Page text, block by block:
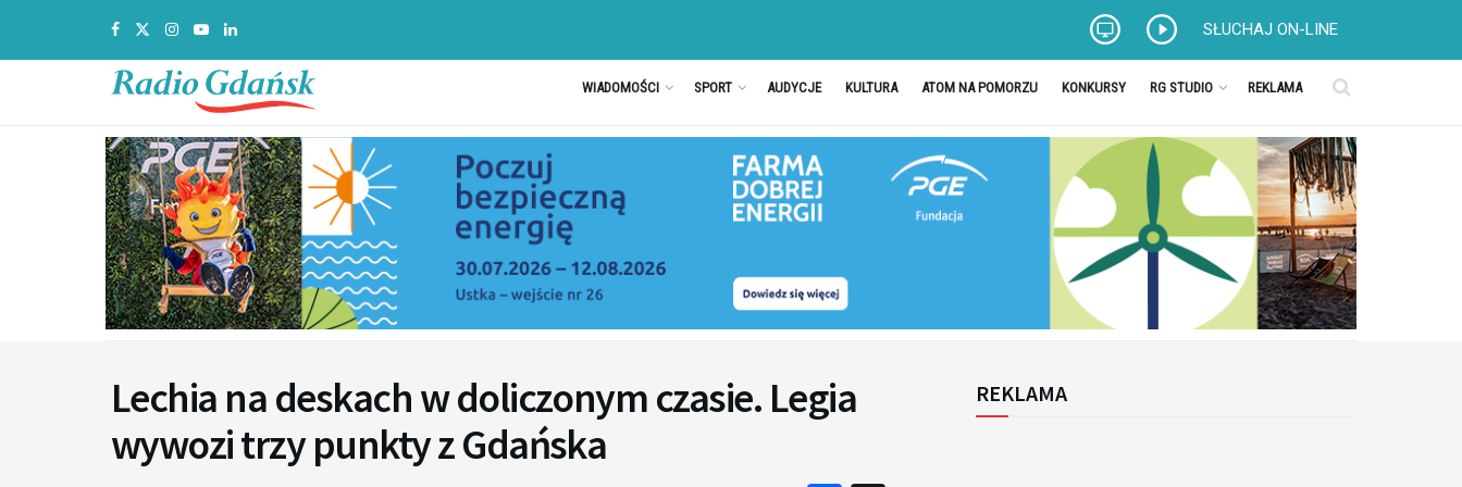
SŁUCHAJ ON-LINE
WIADOMOŚCI SPORT AUDYCJE KULTURA ATOM NA POMORZU KONKURSY RG STUDIO REKLAMA
Lechia na deskach w doliczonym czasie. Legia
wywozi trzy punkty z Gdańska
REKLAMA